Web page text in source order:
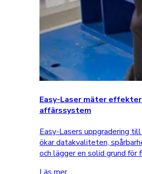
Easy-Laser mäter
affärssystem
Easy-Lasers uppgradering
ökar datakvaliteten,
och lägger en solid grund